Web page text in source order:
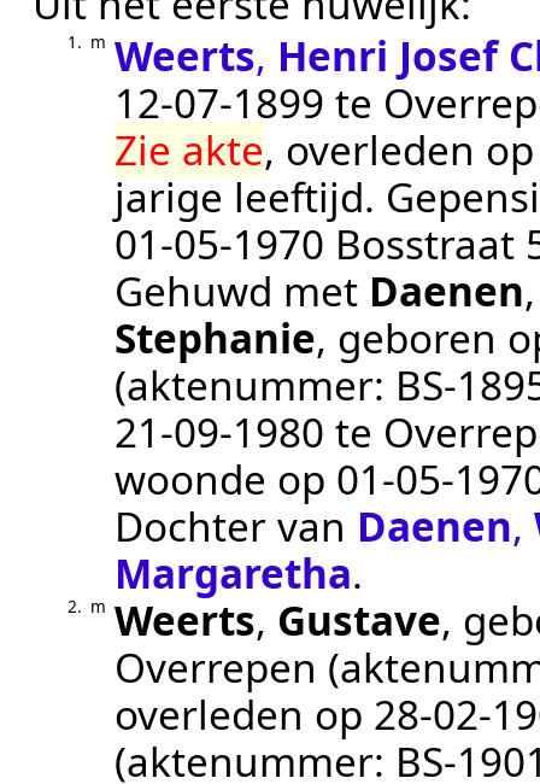
1. m Weerts, Henri Josef
12‑07‑1899 te
Zie akte, overleden
jarige leeftijd.
01‑05‑1970 Bosstraat
Gehuwd met Daenen
Stephanie, geboren
(aktenummer: BS-
21‑09‑1980 te
woonde op
Dochter van Daenen,
Margaretha.
2. m Weerts, Gustave,
Overrepen
overleden op
(aktenummer: BS-